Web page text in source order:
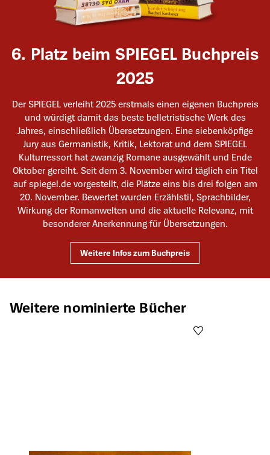
6. Platz beim SPIEGEL Buchpreis
2025
Der SPIEGEL verleiht 2025 erstmals einen eigenen Buchpreis
und würdigt damit das beste belletristische Werk des
Jahres, einschließlich Übersetzungen. Eine siebenköpfige
Jury aus Germanistik, Kritik, Lektorat und dem SPIEGEL
Kulturressort hat zwanzig Romane ausgewählt und Ende
Oktober gereiht. Seit dem 3. November wird täglich ein Titel
auf spiegel.de vorgestellt, die Plätze eins bis drei folgen am
20. November. Bewertet wurden Erzählstil, Sprachbilder,
Wirkung der Romanwelten und die aktuelle Relevanz, mit
besonderer Anerkennung für Übersetzungen.
Weitere Infos zum Buchpreis
Produktgalerie überspringen
Weitere nominierte Bücher